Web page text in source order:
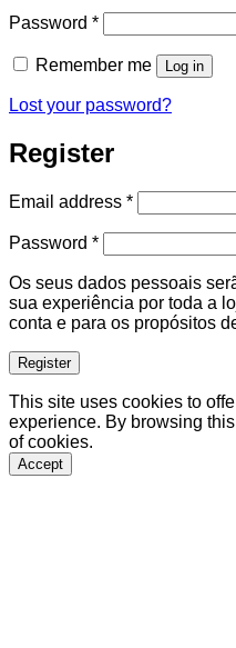
Password *Required
Remember me Log in
Lost your password?
Register
Email address *Required
Password *Required
Os seus dados pessoais
sua experiência por toda a
conta e para os propósitos
Register
This site uses cookies to
experience. By browsing
of cookies.
Accept